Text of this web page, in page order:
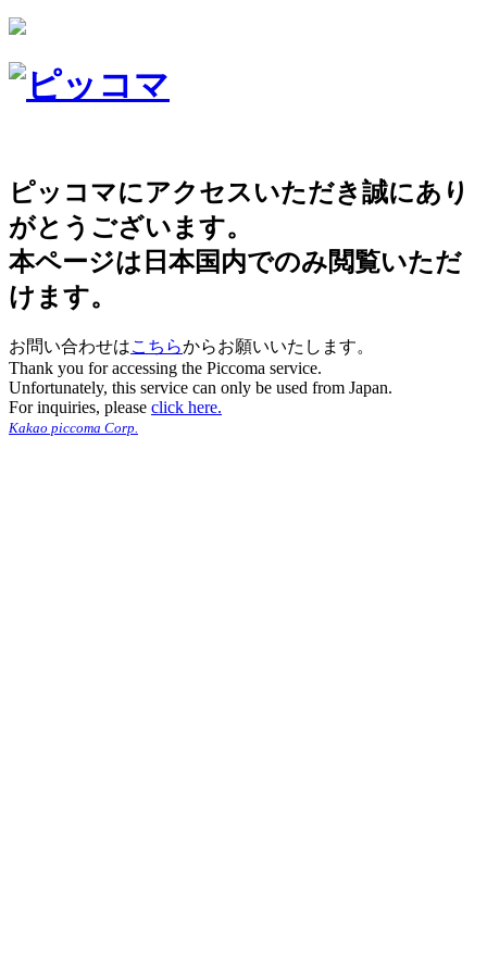
ピッコマにアクセスいただき誠にあり
がとうございます。
本ページは日本国内でのみ閲覧いただ
けます。
お問い合わせはこちらからお願いいたします。
Thank you for accessing the Piccoma service.
Unfortunately, this service can only be used from Japan.
For inquiries, please click here.
Kakao piccoma Corp.